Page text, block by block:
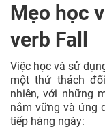
Mẹo học
verb Fall
Việc học và sử
một thử thách
nhiên, với những
nắm vững và ứng
tiếp hàng ngày: